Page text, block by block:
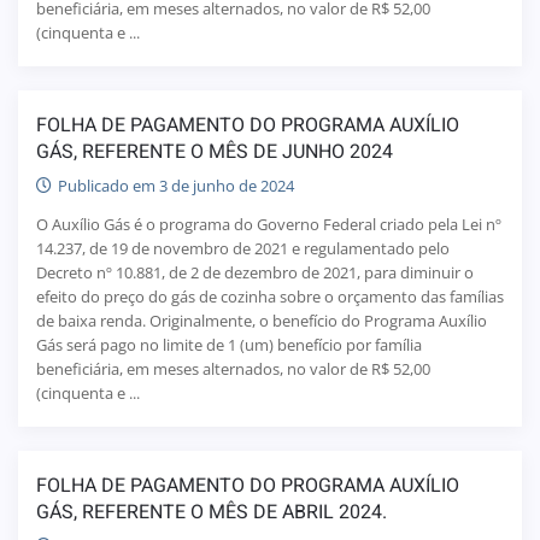
beneficiária, em meses alternados, no valor de R$ 52,00
(cinquenta e ...
FOLHA DE PAGAMENTO DO PROGRAMA AUXÍLIO
GÁS, REFERENTE O MÊS DE JUNHO 2024
Publicado em 3 de junho de 2024
O Auxílio Gás é o programa do Governo Federal criado pela Lei nº
14.237, de 19 de novembro de 2021 e regulamentado pelo
Decreto nº 10.881, de 2 de dezembro de 2021, para diminuir o
efeito do preço do gás de cozinha sobre o orçamento das famílias
de baixa renda. Originalmente, o benefício do Programa Auxílio
Gás será pago no limite de 1 (um) benefício por família
beneficiária, em meses alternados, no valor de R$ 52,00
(cinquenta e ...
FOLHA DE PAGAMENTO DO PROGRAMA AUXÍLIO
GÁS, REFERENTE O MÊS DE ABRIL 2024.